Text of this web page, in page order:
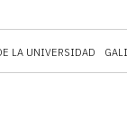
LA UNIVERSIDAD